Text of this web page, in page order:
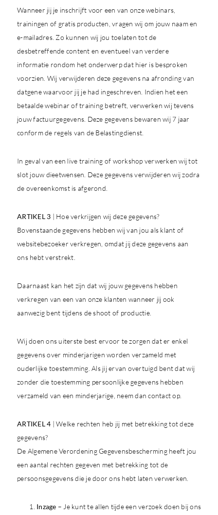
Wanneer jij je inschrijft voor een van onze webinars,
trainingen of gratis producten, vragen wij om jouw naam en
e-mailadres. Zo kunnen wij jou toelaten tot de
desbetreffende content en eventueel van verdere
informatie rondom het onderwerp dat hier is besproken
voorzien. Wij verwijderen deze gegevens na afronding van
datgene waarvoor jij je had ingeschreven. Indien het een
betaalde webinar of training betreft, verwerken wij tevens
jouw factuurgegevens. Deze gegevens bewaren wij 7 jaar
conform de regels van de Belastingdienst.
In geval van een live training of workshop verwerken wij tot
slot jouw dieetwensen. Deze gegevens verwijderen wij zodra
de overeenkomst is afgerond.
ARTIKEL 3 | Hoe verkrijgen wij deze gegevens?
Bovenstaande gegevens hebben wij van jou als klant of
websitebezoeker verkregen, omdat jij deze gegevens aan
ons hebt verstrekt.
Daarnaast kan het zijn dat wij jouw gegevens hebben
verkregen van een van onze klanten wanneer jij ook
aanwezig bent tijdens de shoot of productie.
Wij doen ons uiterste best ervoor te zorgen dat er enkel
gegevens over minderjarigen worden verzameld met
ouderlijke toestemming. Als jij ervan overtuigd bent dat wij
zonder die toestemming persoonlijke gegevens hebben
verzameld van een minderjarige, neem dan contact op.
ARTIKEL 4 | Welke rechten heb jij met betrekking tot deze
gegevens?
De Algemene Verordening Gegevensbescherming heeft jou
een aantal rechten gegeven met betrekking tot de
persoonsgegevens die je door ons hebt laten verwerken.
Inzage – Je kunt te allen tijde een verzoek doen bij ons